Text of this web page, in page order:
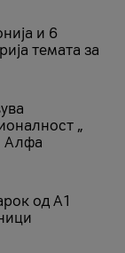
и 6
темата за
„
Алфа
од А1